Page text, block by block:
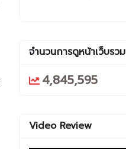
จำนวนการดูหน้าเว็บรวม
4,845,595
Video Review